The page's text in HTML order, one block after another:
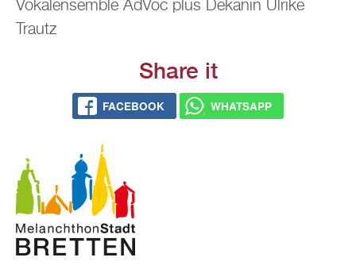
Vo­kal­ensem­ble AdVoc plus De­ka­nin Ul­ri­ke
Trautz
Share it
FACE­BOOK WHATS­APP